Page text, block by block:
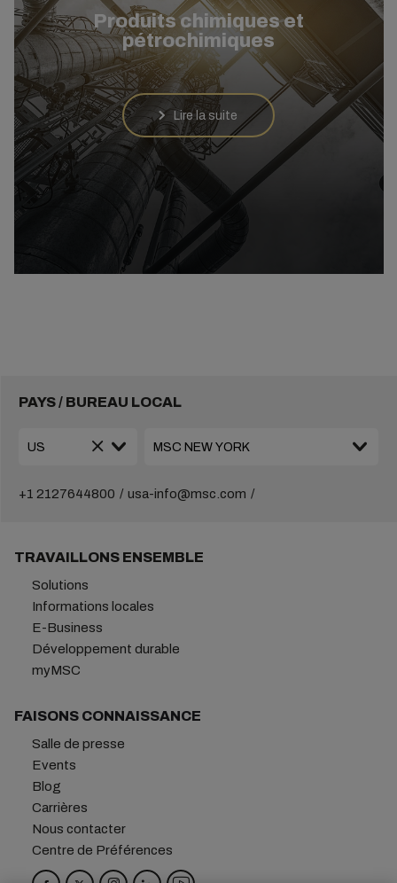
Produits chimiques et
pétrochimiques
Lire la suite
PAYS / BUREAU LOCAL
+1 2127644800 usa-info@msc.com
TRAVAILLONS ENSEMBLE
Solutions
Informations locales
E-Business
Développement durable
myMSC
FAISONS CONNAISSANCE
Salle de presse
Events
Blog
Carrières
Nous contacter
Centre de Préférences